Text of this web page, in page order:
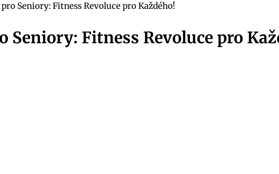
Seniory: Fitness Revoluce pro Každého!
Seniory: Fitness Revoluce pro